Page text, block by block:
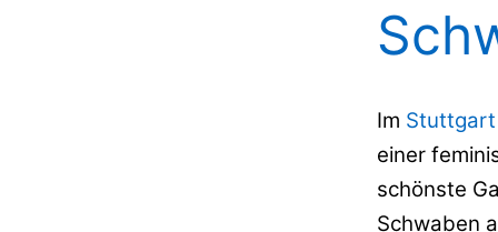
Im
einer
schönste
Schwaben